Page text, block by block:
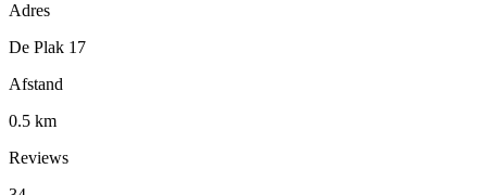
Adres
De Plak 17
Afstand
0.5 km
Reviews